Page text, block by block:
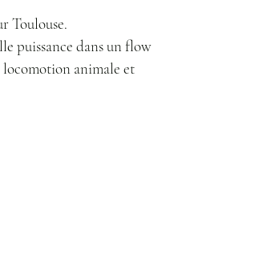
Toulouse.
puissance dans un flow
animale et